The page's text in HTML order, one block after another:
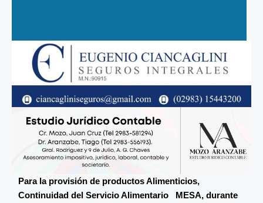
Para la provisión de productos Alimenticios,
Continuidad del Servicio Alimentario MESA, durante